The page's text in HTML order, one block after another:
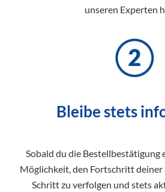
unseren Experten
Bleibe stets
Sobald du die Bestellbestätigung
Möglichkeit, den Fortschritt
Schritt zu verfolgen und stets